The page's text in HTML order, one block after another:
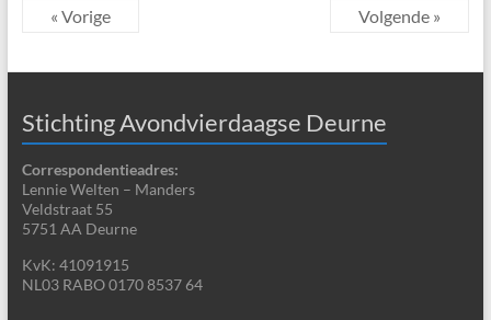
« Vorige Volgende »
Stichting Avondvierdaagse Deurne
Correspondentieadres:
Lennie Welten – Manders
Veldstraat 55
5751 AA Deurne
KvK: 41091915
NL03 RABO 0170 8537 64